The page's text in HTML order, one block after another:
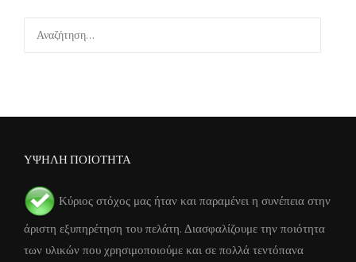
ΥΨΗΛΗ ΠΟΙΟΤΗΤΑ
Κύριος στόχος μας ήταν και παραμένει η συνέπεια στην
άριστη εξυπηρέτηση του πελάτη. Διασφαλίζουμε την ποιότητα
των υλικών που χρησιμοποιούμε και σε πολλά τεντόπανα